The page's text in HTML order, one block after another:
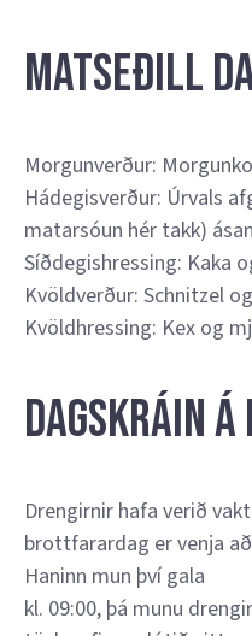
Matseðill
Morgunverður:
Hádegisverður: Úrvals
matarsóun hér takk)
Síðdegishressing: Kaka
Kvöldverður: Schnitzel
Kvöldhressing: Kex og
Dagskráin á
Drengirnir hafa verið
brottfarardag er venja
Haninn mun því gala
kl. 09:00, þá munu